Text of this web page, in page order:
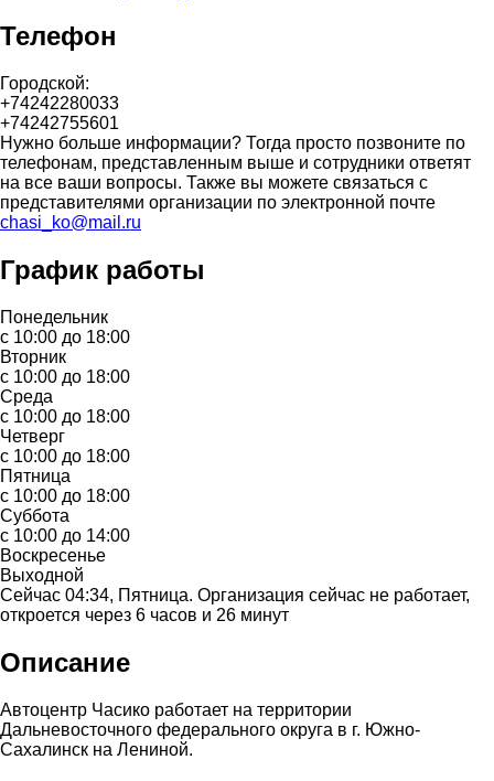
Телефон
Городской:
+74242280033
+74242755601
Нужно больше информации? Тогда просто позвоните по
телефонам, представленным выше и сотрудники ответят
на все ваши вопросы. Также вы можете связаться с
представителями организации по электронной почте
chasi_ko@mail.ru
График работы
Понедельник
с 10:00 до 18:00
Вторник
с 10:00 до 18:00
Среда
с 10:00 до 18:00
Четверг
с 10:00 до 18:00
Пятница
с 10:00 до 18:00
Суббота
с 10:00 до 14:00
Воскресенье
Выходной
Сейчас 04:34, Пятница. Организация сейчас не работает,
откроется через 6 часов и 26 минут
Описание
Автоцентр Часико работает на территории
Дальневосточного федерального округа в г. Южно-
Сахалинск на Лениной.